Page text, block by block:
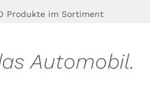
Produkte im Sortiment
Automobil.